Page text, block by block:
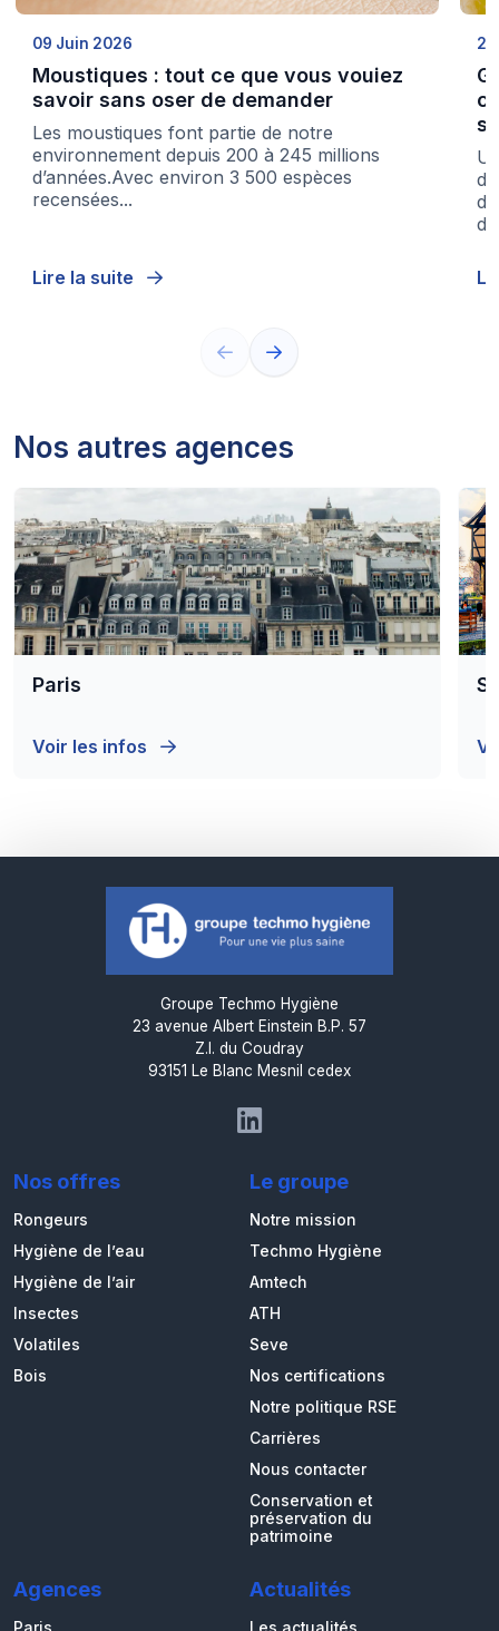
09 Juin 2026
Moustiques : tout ce que vous vouiez
savoir sans oser de demander
Les moustiques font partie de notre
environnement depuis 200 à 245 millions
d’années.Avec environ 3 500 espèces
recensées...
Lire la suite
Nos autres agences
Paris
Voir les infos
Groupe Techmo Hygiène
23 avenue Albert Einstein B.P. 57
Z.I. du Coudray
93151 Le Blanc Mesnil cedex
Nos offres
Rongeurs
Hygiène de l’eau
Hygiène de l’air
Insectes
Volatiles
Bois
Le groupe
Notre mission
Techmo Hygiène
Amtech
ATH
Seve
Nos certifications
Notre politique RSE
Carrières
Nous contacter
Conservation et
préservation du
patrimoine
Agences Actualités